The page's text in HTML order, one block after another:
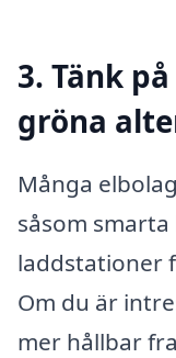
3. Tänk
gröna
Många
såsom
laddstationer
Om du är
mer hållbar